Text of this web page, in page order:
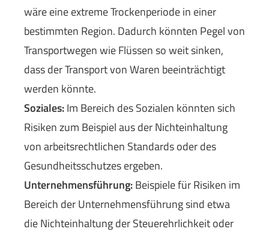
wäre eine extreme Trockenperiode in einer
bestimmten Region. Dadurch könnten Pegel von
Transportwegen wie Flüssen so weit sinken,
dass der Transport von Waren beeinträchtigt
werden könnte.
Soziales:Im Bereich des Sozialen könnten sich
Risiken zum Beispiel aus der Nichteinhaltung
von arbeitsrechtlichen Standards oder des
Gesundheitsschutzes ergeben.
Unternehmensführung:Beispiele für Risiken im
Bereich der Unternehmensführung sind etwa
die Nichteinhaltung der Steuerehrlichkeit oder